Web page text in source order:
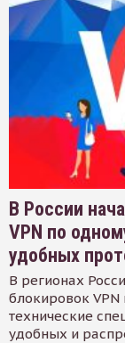
В России
VPN по
удобных
В регионах
блокировок
технические
удобных и